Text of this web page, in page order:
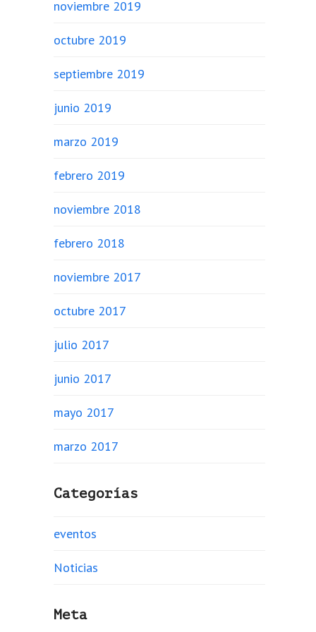
noviembre 2019
octubre 2019
septiembre 2019
junio 2019
marzo 2019
febrero 2019
noviembre 2018
febrero 2018
noviembre 2017
octubre 2017
julio 2017
junio 2017
mayo 2017
marzo 2017
Categorías
eventos
Noticias
Meta